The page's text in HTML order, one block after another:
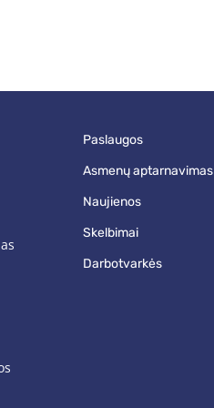
paslaugos
asmenų aptarnavimas
naujienos
skelbimai
darbotvarkės